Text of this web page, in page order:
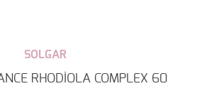
SOLGAR
RHODİOLA COMPLEX 60